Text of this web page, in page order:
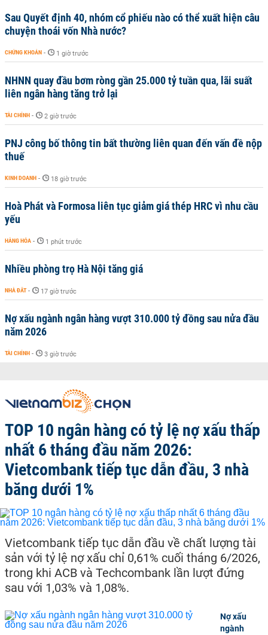
Sau Quyết định 40, nhóm cổ phiếu nào có thể xuất hiện câu
chuyện thoái vốn Nhà nước?
CHỨNG KHOÁN - 1 giờ trước
NHNN quay đầu bơm ròng gần 25.000 tỷ tuần qua, lãi suất
liên ngân hàng tăng trở lại
TÀI CHÍNH - 2 giờ trước
PNJ công bố thông tin bất thường liên quan đến vấn đề nộp
thuế
KINH DOANH - 18 giờ trước
Hoà Phát và Formosa liên tục giảm giá thép HRC vì nhu cầu
yếu
HÀNG HÓA - 1 phút trước
Nhiều phòng trọ Hà Nội tăng giá
NHÀ ĐẤT - 17 giờ trước
Nợ xấu ngành ngân hàng vượt 310.000 tỷ đồng sau nửa đầu
năm 2026
TÀI CHÍNH - 3 giờ trước
TOP 10 ngân hàng có tỷ lệ nợ xấu thấp
nhất 6 tháng đầu năm 2026:
Vietcombank tiếp tục dẫn đầu, 3 nhà
băng dưới 1%
Vietcombank tiếp tục dẫn đầu về chất lượng tài
sản với tỷ lệ nợ xấu chỉ 0,61% cuối tháng 6/2026,
trong khi ACB và Techcombank lần lượt đứng
sau với 1,03% và 1,08%.
Nợ xấu
ngành